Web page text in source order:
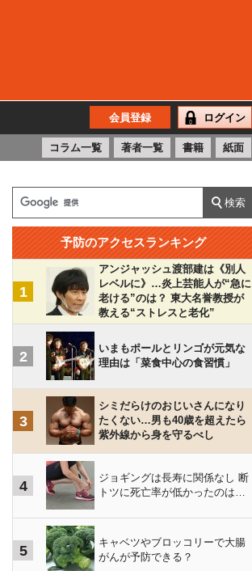
会員登録 ログイン
コラム一覧 著者一覧 書籍 紙面
予防のアクセスランキング
1
アンジャッシュ渡部建は《別人
レベルに》…炎上芸能人が“急に
老ける”のは？ 東大名誉教授が
教える“ストレスと老化”
2
いまもポールとリンゴが元気な
理由は「菜食中心の食習慣」
3
シミだらけのおじいさんになり
たくない…男も40歳を超えたら
紫外線から身を守るべし
4
ジョギングは長寿に関係なし 断
トツに死亡率が低かったのは…
5
キャベツやブロッコリーで大腸
がんが予防できる？